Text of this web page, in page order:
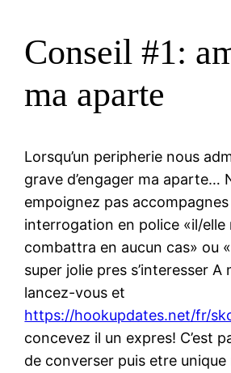
Conseil #1:
ma aparte
Lorsqu’un peripherie nous
grave d’engager ma aparte…
empoignez pas
interrogation en police «il/elle
combattra en aucun cas» ou
super jolie pres s’interesser A
lancez-vous et
https://hookupdates.net/fr/
concevez il un expres! C’est
de converser puis etre